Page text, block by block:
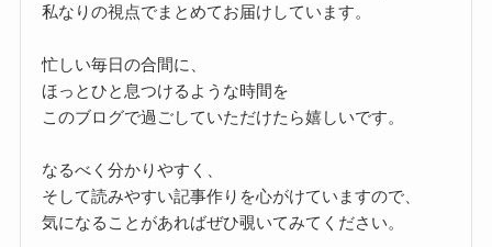
私なりの視点でまとめてお届けしています。
忙しい毎日の合間に、
ほっとひと息つけるような時間を
このブログで過ごしていただけたら嬉しいです。
なるべく分かりやすく、
そして読みやすい記事作りを心がけていますので、
気になることがあればぜひ覗いてみてください。